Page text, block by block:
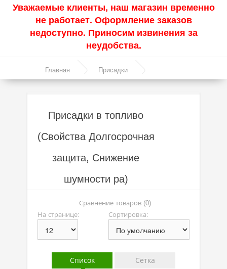
Актуальные продукты
Акции
Синтетические масла
Минеральные масла
Масло с молибденом
Линейка масел Molygen
Линейка масел Top Tec
Линейка масел Optimal
Присадки
Присадки в масло
Уважаемые клиенты, наш магазин временно
не работает. Оформление заказов
недоступно. Приносим извинения за
неудобства.
Главная Присадки
Присадки в топливо
(Свойства Долгосрочная
защита, Снижение
шумности ра)
Сравнение товаров (0)
На странице:
Сортировка:
Список Сетка